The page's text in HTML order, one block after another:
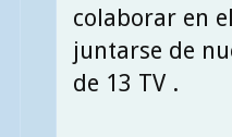
colaborar en
juntarse de
de 13 TV .